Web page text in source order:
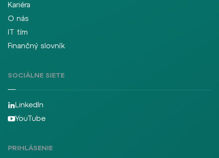
Kariéra
O nás
IT tím
Finančný slovník
SOCIÁLNE SIETE
LinkedIn
YouTube
PRIHLÁSENIE